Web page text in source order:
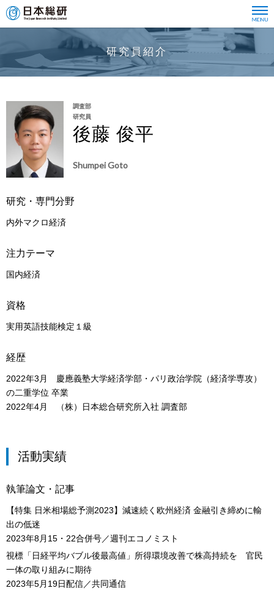
研究員紹介
調査部
研究員
後藤 俊平
Shumpei Goto
研究・専門分野
内外マクロ経済
注力テーマ
国内経済
資格
実用英語技能検定１級
経歴
2022年3月 慶應義塾大学経済学部・パリ政治学院（経済学専攻）
の二重学位 卒業
2022年4月 （株）日本総合研究所入社 調査部
活動実績
執筆論文・記事
【特集 日米相場総予測2023】減速続く欧州経済 金融引き締めに輸
出の低迷
2023年8月15・22合併号／週刊エコノミスト
視標「日経平均バブル後最高値」所得環境改善で株高持続を 官民
一体の取り組みに期待
2023年5月19日配信／共同通信